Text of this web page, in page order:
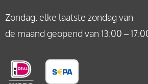
Zondag: elke laatste zondag van
de maand geopend van 13:00 –